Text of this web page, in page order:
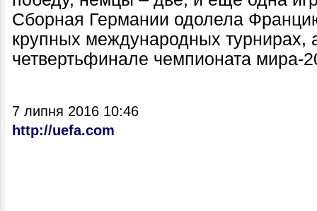
Сборная Германии одолела
крупных международных турнирах,
четвертьфинале чемпионата мира-
7 липня 2016 10:46
http://uefa.com